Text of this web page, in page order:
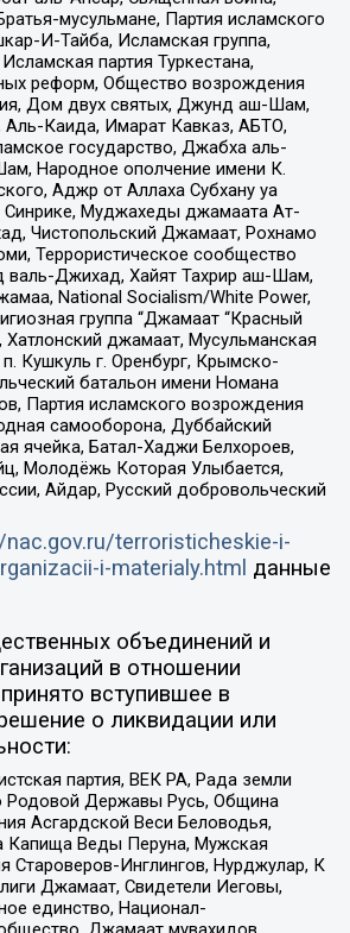
мусульмане, Партия исламского
И-Тайба, Исламская группа,
партия Туркестана,
реформ, Общество возрождения
Дом двух святых, Джунд аш-Шам,
Аль-Каида, Имарат Кавказ, АБТО,
государство, Джабха аль-
Народное ополчение имени К.
Аджр от Аллаха Субхану уа
Синрике, Муджахеды джамаата Ат-
Чистопольский Джамаат, Рохнамо
Террористическое сообщество
валь-Джихад, Хайят Тахрир аш-Шам,
National Socialism/White Power,
группа “Джамаат “Красный
Хатлонский джамаат, Мусульманская
п. Кушкуль г. Оренбург, Крымско-
батальон имени Номана
Партия исламского возрождения
самооборона, Дуббайский
ячейка, Батал-Хаджи Белхороев,
Молодёжь Которая Улыбается,
Айдар, Русский добровольческий
nac.gov.ru/terroristicheskie-i-
i-materialy.html данные
объединений и
в отношении
вступившее в
о ликвидации или
партия, ВЕК РА, Рада земли
Родовой Державы Русь, Община
Асгардской Веси Беловодья,
Капища Веды Перуна, Мужская
Староверов-Инглингов, Нурджулар, К
Джамаат, Свидетели Иеговы,
единство, Национал-